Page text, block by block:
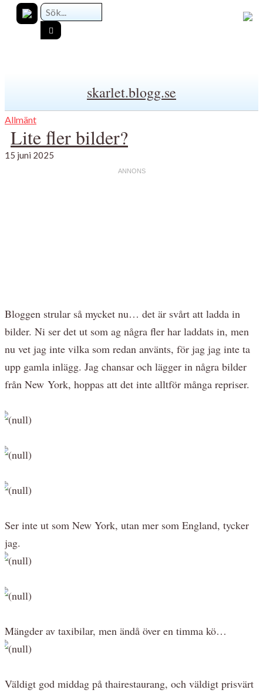
skarlet.blogg.se
Allmänt
Lite fler bilder?
15 juni 2025
Bloggen strular så mycket nu… det är svårt att ladda in
bilder. Ni ser det ut som ag några fler har laddats in, men
nu vet jag inte vilka som redan använts, för jag jag inte ta
upp gamla inlägg. Jag chansar och lägger in några bilder
från New York, hoppas att det inte alltför många repriser.
Ser inte ut som New York, utan mer som England, tycker
jag.
Mängder av taxibilar, men ändå över en timma kö…
Väldigt god middag på thairestaurang, och väldigt prisvärt